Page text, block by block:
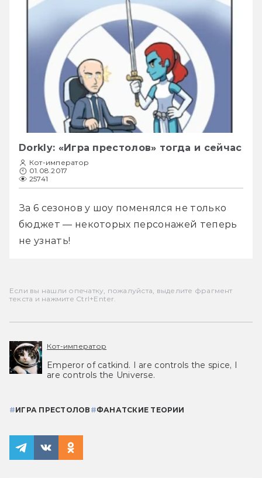
Dorkly: «Игра престолов» тогда и сейчас
Кот-император
01.08.2017
25741
За 6 сезонов у шоу поменялся не только
бюджет — некоторых персонажей теперь
не узнать!
Если вы нашли опечатку, пожалуйста, выделите фрагмент
текста и нажмите Ctrl+Enter.
Кот-император
Emperor of catkind. I are controls the spice, I
are controls the Universe.
#ИГРА ПРЕСТОЛОВ #ФАНАТСКИЕ ТЕОРИИ